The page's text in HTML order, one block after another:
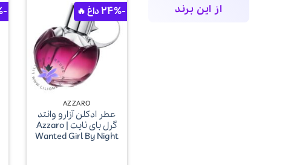
از این برند -24%
+
AZZARO
عطر ادکلن آزارو وانتد
گرل بای نایت | Azzaro
Wanted Girl By Night
-22%